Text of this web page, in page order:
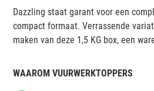
Dazzling staat garant voor een
compact formaat. Verrassende
maken van deze 1,5 KG box, een
WAAROM VUURWERKTOPPERS